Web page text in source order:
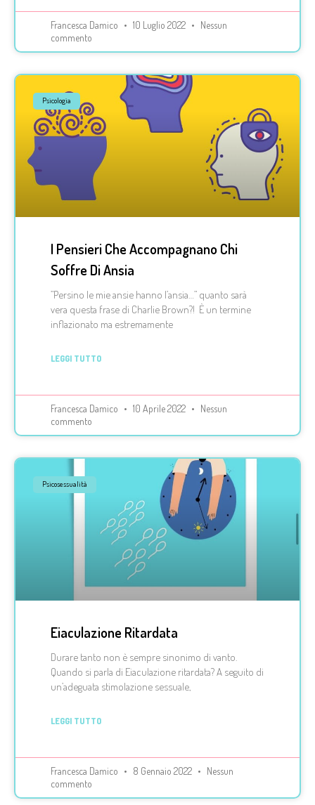
Francesca Damico 10 Luglio 2022
Nessun
commento
Psicologia
I Pensieri Che Accompagnano Chi
Soffre Di Ansia
”Persino le mie ansie hanno l’ansia…” quanto sarà
vera questa frase di Charlie Brown?! È un termine
inflazionato ma estremamente
LEGGI TUTTO
Francesca Damico 10 Aprile 2022
Nessun
commento
Psicosessualità
Eiaculazione Ritardata
Durare tanto non è sempre sinonimo di vanto.
Quando si parla di Eiaculazione ritardata? A seguito di
un’adeguata stimolazione sessuale,
LEGGI TUTTO
Francesca Damico 8 Gennaio 2022
Nessun
commento